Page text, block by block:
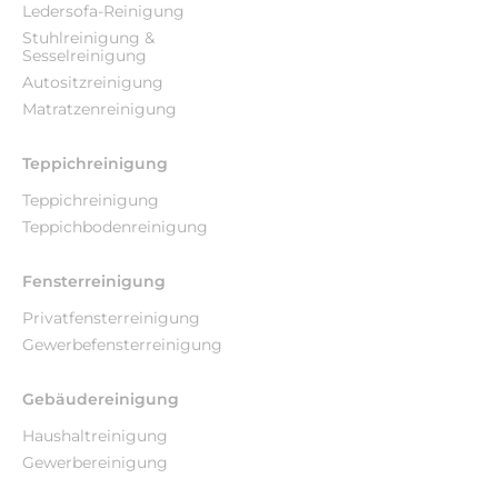
Ledersofa-Reinigung
Stuhlreinigung &
Sesselreinigung
Autositzreinigung
Matratzenreinigung
Teppichreinigung
Teppichreinigung
Teppichbodenreinigung
Fensterreinigung
Privatfensterreinigung
Gewerbefensterreinigung
Gebäudereinigung
Haushaltreinigung
Gewerbereinigung